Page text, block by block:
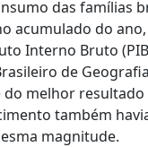
das famílias
acumulado do
Interno Bruto
de
do melhor resultado
também
magnitude.